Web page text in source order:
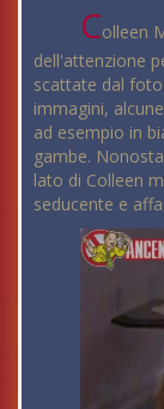
Colleen
dell'attenzione
scattate dal
immagini,
ad esempio in
gambe.
lato di Colleen
seducente e